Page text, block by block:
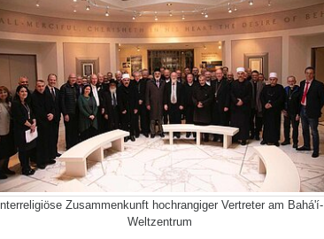
Interreligiöse Zusammenkunft hochrangiger Vertreter am Bahá'í-
Weltzentrum